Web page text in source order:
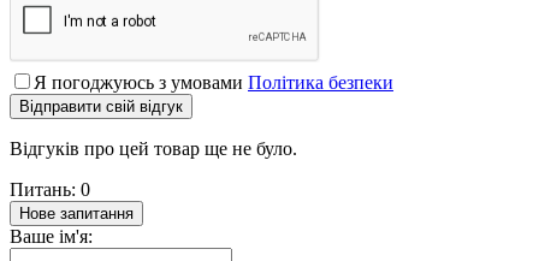
Я погоджуюсь з умовами Політика безпеки
Відправити свій відгук
Відгуків про цей товар ще не було.
Питань: 0
Нове запитання
Ваше ім'я: